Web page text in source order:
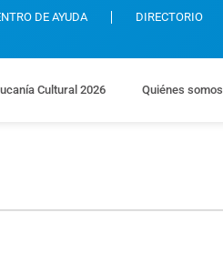
DE AYUDA DIRECTORIO
Cultural 2026 Quiénes somos